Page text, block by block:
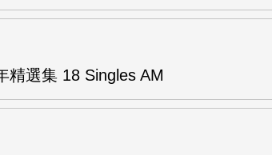
精選集 18 Singles AM